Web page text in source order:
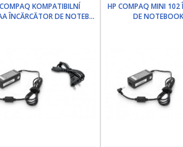
KOMPATIBILNÍ
ÎNCĂRCĂTOR DE NOTEB...
HP COMPAQ MINI 102
DE